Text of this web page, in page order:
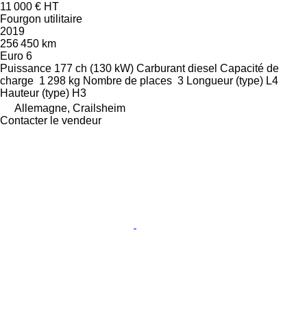
11 000 € HT
Fourgon utilitaire
2019
256 450 km
Euro 6
Puissance 177 ch (130 kW) Carburant diesel Capacité de
charge 1 298 kg Nombre de places 3 Longueur (type) L4
Hauteur (type) H3
Allemagne, Crailsheim
Contacter le vendeur